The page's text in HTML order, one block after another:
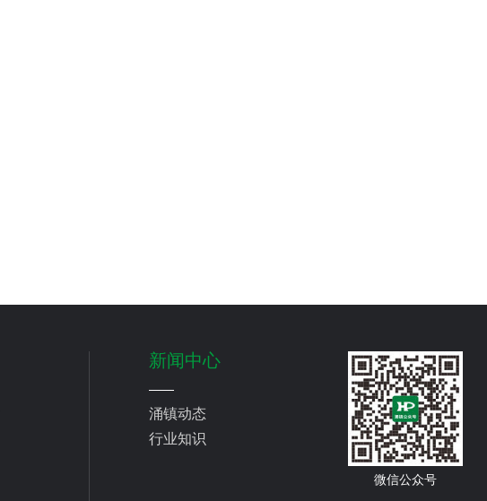
微信公众号
新闻中心
涌镇动态
行业知识